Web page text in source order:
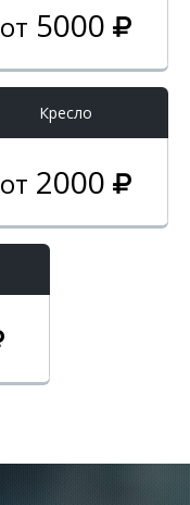
от 5000
Кресло
от 2000